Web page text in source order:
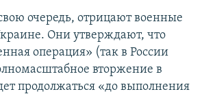
очередь, отрицают военные
Они утверждают, что
операция» (так в России
вторжение в
продолжаться «до выполнения